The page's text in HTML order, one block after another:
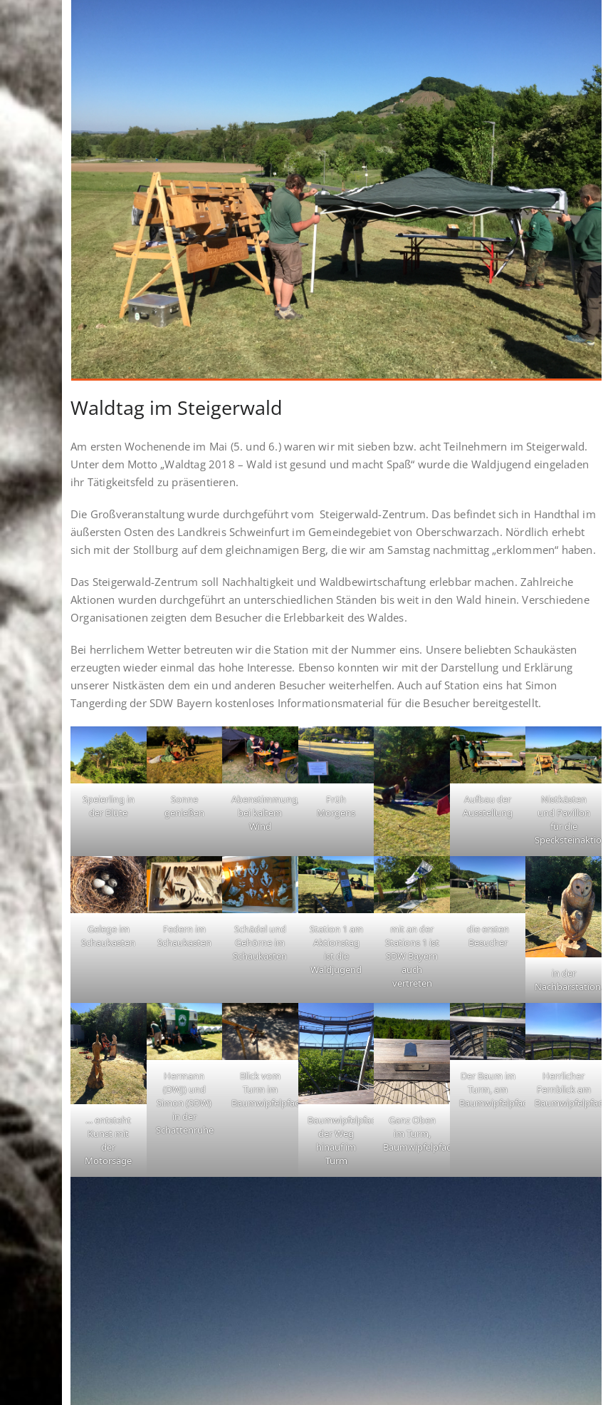
Waldtag im Steigerwald
Am ersten Wochenende im Mai (5. und 6.) waren wir mit sieben bzw. acht Teilnehmern im Steigerwald.
Unter dem Motto „Waldtag 2018 – Wald ist gesund und macht Spaß“ wurde die Waldjugend eingeladen
ihr Tätigkeitsfeld zu präsentieren.
Die Großveranstaltung wurde durchgeführt vom Steigerwald-Zentrum. Das befindet sich in Handthal im
äußersten Osten des Landkreis Schweinfurt im Gemeindegebiet von Oberschwarzach. Nördlich erhebt
sich mit der Stollburg auf dem gleichnamigen Berg, die wir am Samstag nachmittag „erklommen“ haben.
Das Steigerwald-Zentrum soll Nachhaltigkeit und Waldbewirtschaftung erlebbar machen. Zahlreiche
Aktionen wurden durchgeführt an unterschiedlichen Ständen bis weit in den Wald hinein. Verschiedene
Organisationen zeigten dem Besucher die Erlebbarkeit des Waldes.
Bei herrlichem Wetter betreuten wir die Station mit der Nummer eins. Unsere beliebten Schaukästen
erzeugten wieder einmal das hohe Interesse. Ebenso konnten wir mit der Darstellung und Erklärung
unserer Nistkästen dem ein und anderen Besucher weiterhelfen. Auch auf Station eins hat Simon
Tangerding der SDW Bayern kostenloses Informationsmaterial für die Besucher bereitgestellt.
Speierling in
der Blüte
Sonne
genießen
Abenstimmung,
bei kaltem
Wind
Früh
Morgens
Aufbau der
Ausstellung
Nistkästen
und Pavillon
für die
Specksteinaktion
Gelege im
Schaukasten
Federn im
Schaukasten
Schädel und
Gehörne im
Schaukasten
Station 1 am
Aktionstag
ist die
Waldjugend
mit an der
Stations 1 ist
SDW Bayern
auch
vertreten
die ersten
Besucher
in der
Nachbarstation…
… entsteht
Kunst mit
der
Motorsäge
Hermann
(DWJ) und
Simon (SDW)
in der
Schattenruhe
Blick vom
Turm im
Baumwipfelpfad
Baumwipfelpfad
der Weg
hinauf im
Turm
Ganz Oben
im Turm,
Baumwipfelpfad
Der Baum im
Turm, am
Baumwipfelpfad
Herrlicher
Fernblick am
Baumwipfelpfad